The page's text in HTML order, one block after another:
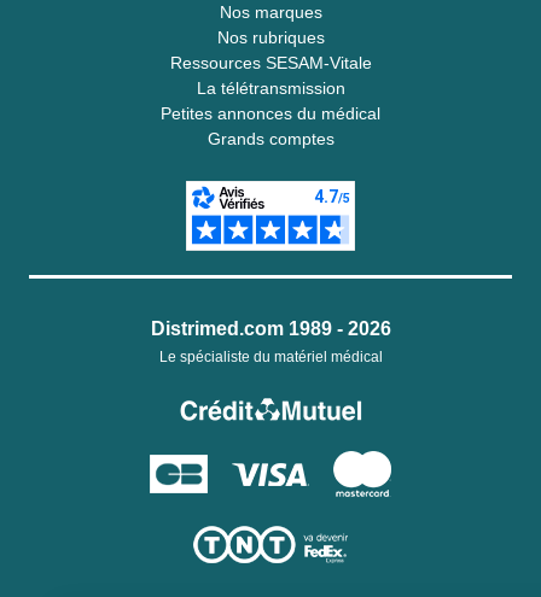
Nos marques
Nos rubriques
Ressources SESAM-Vitale
La télétransmission
Petites annonces du médical
Grands comptes
Distrimed.com 1989 - 2026
Le spécialiste du matériel médical